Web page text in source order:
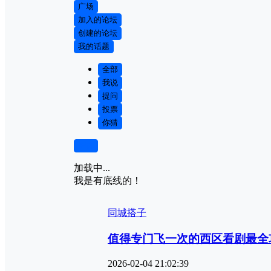
广场
加入的论坛
创建的论坛
我的话题
全部
我说
提问
投票
你猜
加载中...
我是有底线的！
同城搭子
值得专门飞一次的西区看剧最
2026-02-04 21:02:39